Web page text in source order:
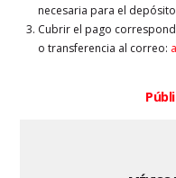
necesaria para el
Cubrir el pago
o transferencia al correo: